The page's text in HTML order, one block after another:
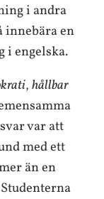
i andra
innebära en
i engelska.
,hållbar
var att
med ett
än en